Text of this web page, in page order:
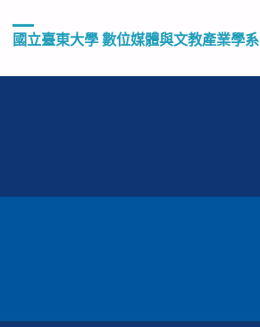
國立臺東大學 數位媒體與文教產業學系